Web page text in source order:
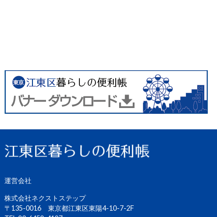
運営会社
株式会社ネクストステップ
〒135-0016 東京都江東区東陽4-10-7-2F